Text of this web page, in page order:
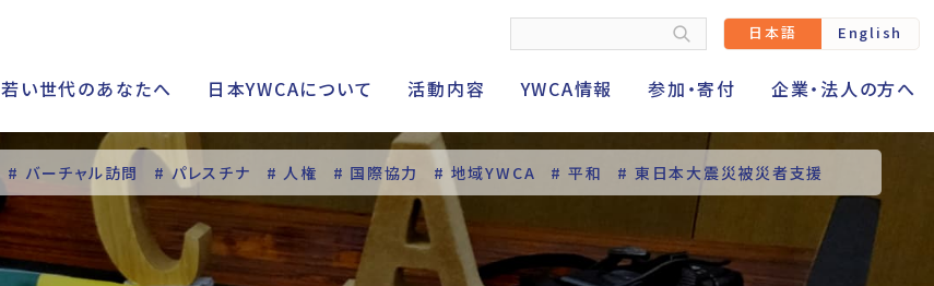
日本語 English
若い世代のあなたへ 日本YWCAについて 活動内容 YWCA情報 参加・寄付 企業・法人の方へ
# バーチャル訪問 # パレスチナ # 人権 # 国際協力 # 地域YWCA # 平和 # 東日本大震災被災者支援